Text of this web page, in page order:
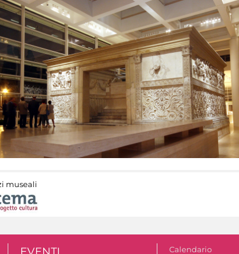
museali
EVENTI Calendario